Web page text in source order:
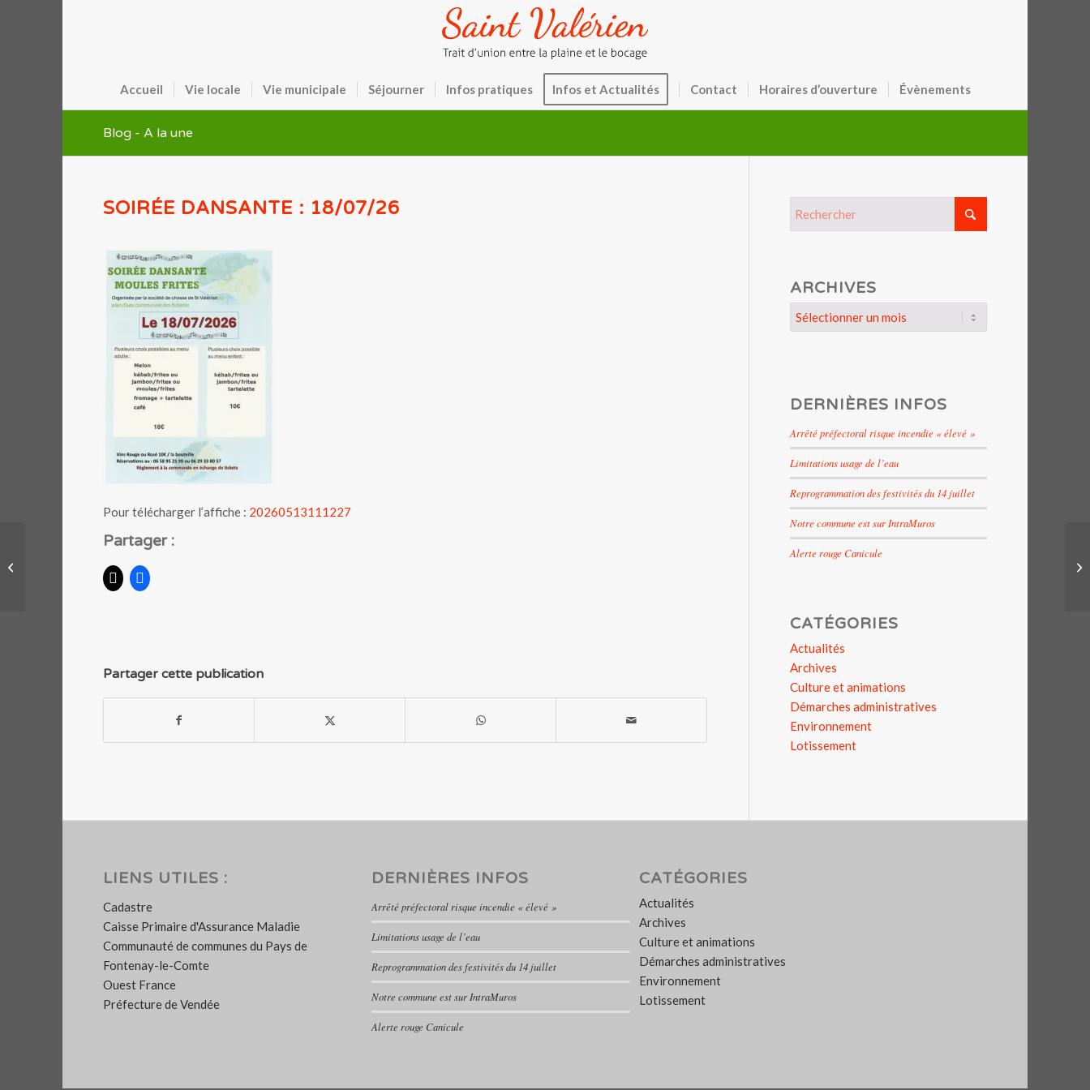
Accueil Vie locale Vie municipale Séjourner Infos pratiques Infos et Actualités Contact Horaires d’ouverture Évènements
Blog - A la une
SOIRÉE DANSANTE : 18/07/26
Pour télécharger l’affiche : 20260513111227
Partager :
Partager cette publication
ARCHIVES
DERNIÈRES INFOS
Arrêté préfectoral risque incendie « élevé »
Limitations usage de l’eau
Reprogrammation des festivités du 14 juillet
Notre commune est sur IntraMuros
Alerte rouge Canicule
CATÉGORIES
Actualités
Archives
Culture et animations
Démarches administratives
Environnement
Lotissement
LIENS UTILES :
Cadastre
Caisse Primaire d'Assurance Maladie
Communauté de communes du Pays de
Fontenay-le-Comte
Ouest France
Préfecture de Vendée
DERNIÈRES INFOS
Arrêté préfectoral risque incendie « élevé »
Limitations usage de l’eau
Reprogrammation des festivités du 14 juillet
Notre commune est sur IntraMuros
Alerte rouge Canicule
CATÉGORIES
Actualités
Archives
Culture et animations
Démarches administratives
Environnement
Lotissement